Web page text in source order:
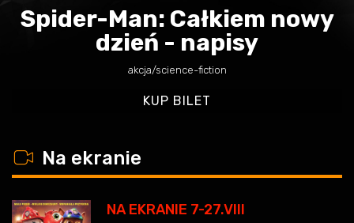
Spider-Man: Całkiem nowy
dzień - napisy
akcja/science-fiction
KUP BILET
w Na ekranie
NA EKRANIE 7-27.VIII